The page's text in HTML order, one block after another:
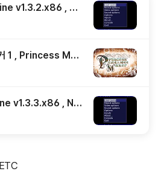
v1.3.2.x86 , Ne
1 , Princess Mak
v1.3.3.x86 , Ne